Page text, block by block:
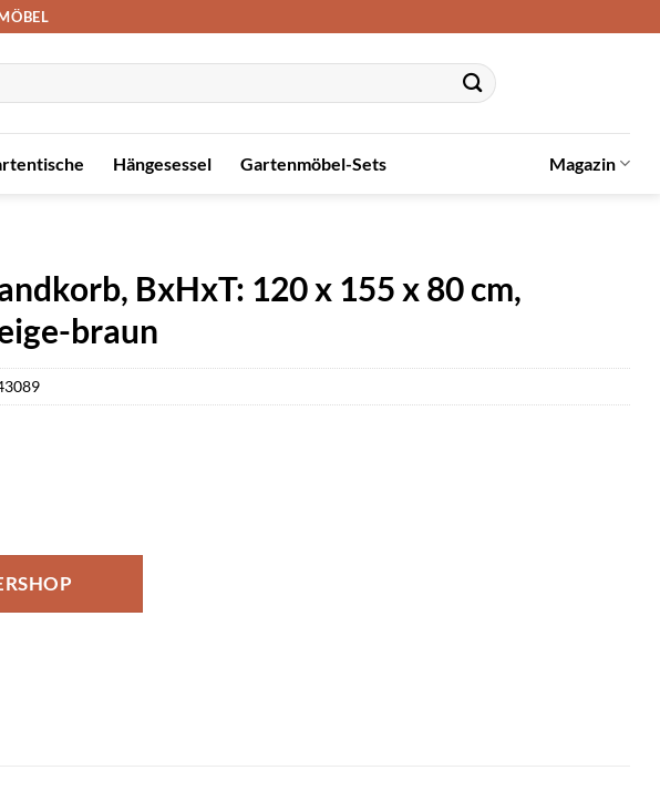
Hängesessel Gartenmöbel-Sets Magazin
BxHxT: 120 x 155 x 80 cm,
braun